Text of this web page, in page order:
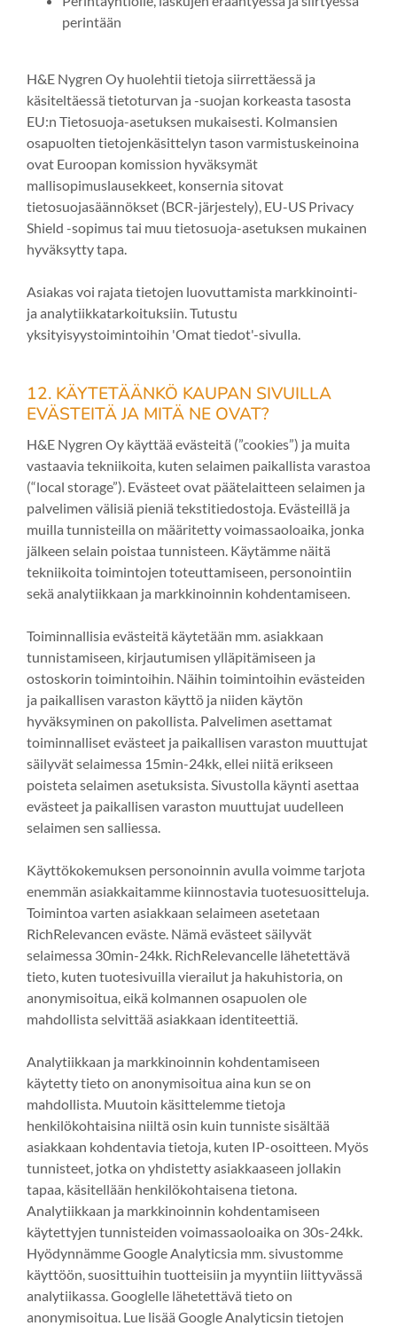
perintään
H&E Nygren Oy huolehtii tietoja siirrettäessä ja
käsiteltäessä tietoturvan ja -suojan korkeasta tasosta
EU:n Tietosuoja-asetuksen mukaisesti. Kolmansien
osapuolten tietojenkäsittelyn tason varmistuskeinoina
ovat Euroopan komission hyväksymät
mallisopimuslausekkeet, konsernia sitovat
tietosuojasäännökset (BCR-järjestely), EU-US Privacy
Shield -sopimus tai muu tietosuoja-asetuksen mukainen
hyväksytty tapa.
Asiakas voi rajata tietojen luovuttamista markkinointi-
ja analytiikkatarkoituksiin. Tutustu
yksityisyystoimintoihin 'Omat tiedot'-sivulla.
12. KÄYTETÄÄNKÖ KAUPAN SIVUILLA
EVÄSTEITÄ JA MITÄ NE OVAT?
H&E Nygren Oy käyttää evästeitä (”cookies”) ja muita
vastaavia tekniikoita, kuten selaimen paikallista varastoa
(“local storage”). Evästeet ovat päätelaitteen selaimen ja
palvelimen välisiä pieniä tekstitiedostoja. Evästeillä ja
muilla tunnisteilla on määritetty voimassaoloaika, jonka
jälkeen selain poistaa tunnisteen. Käytämme näitä
tekniikoita toimintojen toteuttamiseen, personointiin
sekä analytiikkaan ja markkinoinnin kohdentamiseen.
Toiminnallisia evästeitä käytetään mm. asiakkaan
tunnistamiseen, kirjautumisen ylläpitämiseen ja
ostoskorin toimintoihin. Näihin toimintoihin evästeiden
ja paikallisen varaston käyttö ja niiden käytön
hyväksyminen on pakollista. Palvelimen asettamat
toiminnalliset evästeet ja paikallisen varaston muuttujat
säilyvät selaimessa 15min-24kk, ellei niitä erikseen
poisteta selaimen asetuksista. Sivustolla käynti asettaa
evästeet ja paikallisen varaston muuttujat uudelleen
selaimen sen salliessa.
Käyttökokemuksen personoinnin avulla voimme tarjota
enemmän asiakkaitamme kiinnostavia tuotesuositteluja.
Toimintoa varten asiakkaan selaimeen asetetaan
RichRelevancen eväste. Nämä evästeet säilyvät
selaimessa 30min-24kk. RichRelevancelle lähetettävä
tieto, kuten tuotesivuilla vierailut ja hakuhistoria, on
anonymisoitua, eikä kolmannen osapuolen ole
mahdollista selvittää asiakkaan identiteettiä.
Analytiikkaan ja markkinoinnin kohdentamiseen
käytetty tieto on anonymisoitua aina kun se on
mahdollista. Muutoin käsittelemme tietoja
henkilökohtaisina niiltä osin kuin tunniste sisältää
asiakkaan kohdentavia tietoja, kuten IP-osoitteen. Myös
tunnisteet, jotka on yhdistetty asiakkaaseen jollakin
tapaa, käsitellään henkilökohtaisena tietona.
Analytiikkaan ja markkinoinnin kohdentamiseen
käytettyjen tunnisteiden voimassaoloaika on 30s-24kk.
Hyödynnämme Google Analyticsia mm. sivustomme
käyttöön, suosittuihin tuotteisiin ja myyntiin liittyvässä
analytiikassa. Googlelle lähetettävä tieto on
anonymisoitua. Lue lisää Google Analyticsin tietojen